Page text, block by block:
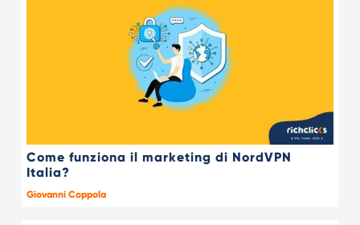
Come funziona il marketing di NordVPN
Italia?
Giovanni Coppola